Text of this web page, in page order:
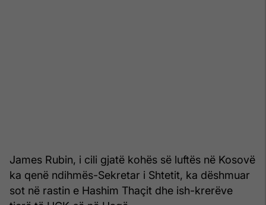
James Rubin, i cili gjatë kohës së luftës në Kosovë
ka qenë ndihmës-Sekretar i Shtetit, ka dëshmuar
sot në rastin e Hashim Thaçit dhe ish-krerëve